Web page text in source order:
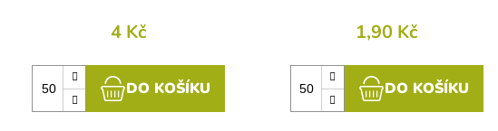
4 Kč
DO KOŠÍKU
1,90 Kč
DO KOŠÍKU